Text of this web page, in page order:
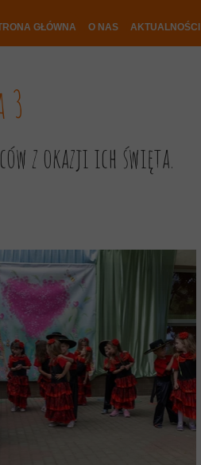
GŁÓWNA O NAS AKTUALNOŚCI
z okazji ich święta.